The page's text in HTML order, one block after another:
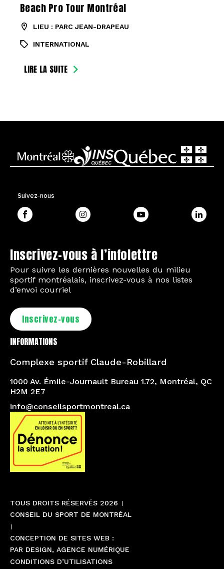
Beach Pro Tour Montréal
LIEU : PARC JEAN-DRAPEAU
INTERNATIONAL
LIRE LA SUITE
Suivez-nous
Inscrivez-vous à l’infolettre
Pour suivre les dernières nouvelles du milieu
sportif montréalais, inscrivez-vous à nos listes
d’envoi courriel
Inscrivez-vous
INFORMATIONS
Complexe sportif Claude-Robillard
1000 Av. Émile-Journault Bureau 1.72, Montréal, QC
H2M 2E7
info@conseilsportmontreal.ca
TOUS DROITS RÉSERVÉS 2026
CONSEIL DU SPORT DE MONTRÉAL
CONCEPTION DE SITES WEB :
PAR DESIGN, AGENCE NUMÉRIQUE
CONDITIONS D’UTILISATIONS